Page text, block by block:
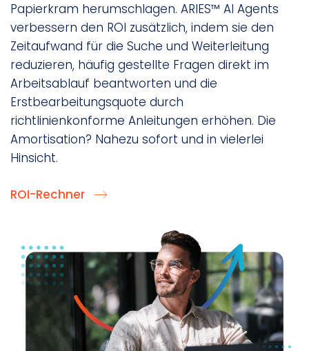
Papierkram herumschlagen. ARIES™ AI Agents
verbessern den ROI zusätzlich, indem sie den
Zeitaufwand für die Suche und Weiterleitung
reduzieren, häufig gestellte Fragen direkt im
Arbeitsablauf beantworten und die
Erstbearbeitungsquote durch
richtlinienkonforme Anleitungen erhöhen. Die
Amortisation? Nahezu sofort und in vielerlei
Hinsicht.
ROI-Rechner